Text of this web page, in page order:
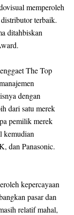
memperoleh
terbaik.
ditahbiskan
The Top
dengan
dari satu merek
pemilik merek
kemudian
dan Panasonic.
kepercayaan
pasar dan
relatif mahal,